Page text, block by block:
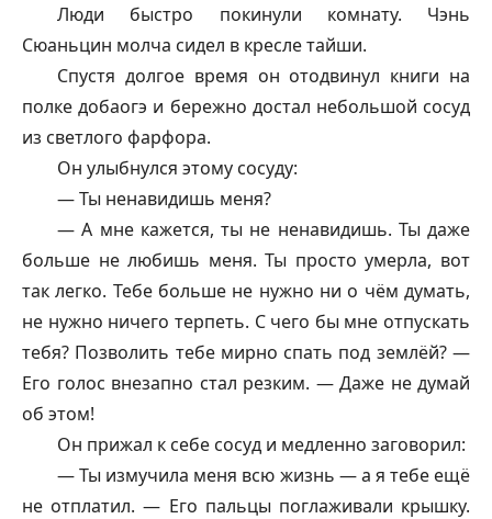
Люди быстро покинули комнату. Чэнь
Сюаньцин молча сидел в кресле тайши.
Спустя долгое время он отодвинул книги на
полке добаогэ и бережно достал небольшой сосуд
из светлого фарфора.
Он улыбнулся этому сосуду:
— Ты ненавидишь меня?
— А мне кажется, ты не ненавидишь. Ты даже
больше не любишь меня. Ты просто умерла, вот
так легко. Тебе больше не нужно ни о чём думать,
не нужно ничего терпеть. С чего бы мне отпускать
тебя? Позволить тебе мирно спать под землёй? —
Его голос внезапно стал резким. — Даже не думай
об этом!
Он прижал к себе сосуд и медленно заговорил:
— Ты измучила меня всю жизнь — а я тебе ещё
не отплатил. — Его пальцы поглаживали крышку.